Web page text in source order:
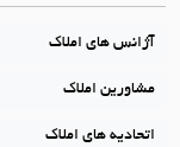
آژانس های املاک
مشاورین املاک
اتحادیه های املاک